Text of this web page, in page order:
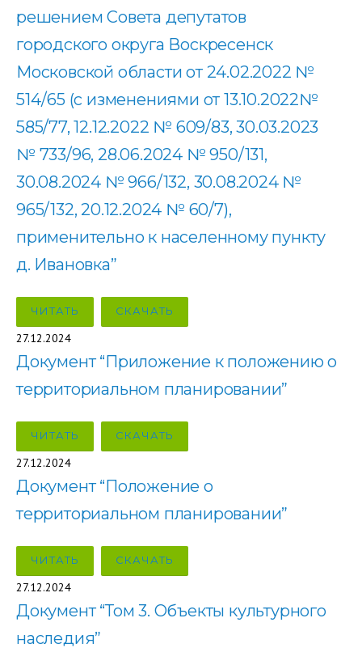
решением Совета депутатов
городского округа Воскресенск
Московской области от 24.02.2022 №
514/65 (с изменениями от 13.10.2022№
585/77, 12.12.2022 № 609/83, 30.03.2023
№ 733/96, 28.06.2024 № 950/131,
30.08.2024 № 966/132, 30.08.2024 №
965/132, 20.12.2024 № 60/7),
применительно к населенному пункту
д. Ивановка”
ЧИТАТЬ СКАЧАТЬ
27.12.2024
Документ “Приложение к положению о
территориальном планировании”
ЧИТАТЬ СКАЧАТЬ
27.12.2024
Документ “Положение о
территориальном планировании”
ЧИТАТЬ СКАЧАТЬ
27.12.2024
Документ “Том 3. Объекты культурного
наследия”